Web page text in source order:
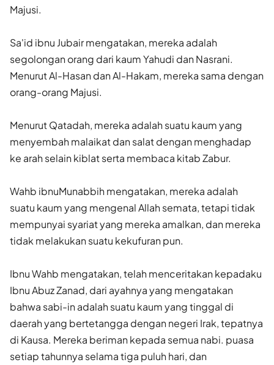
Majusi.
Sa'id ibnu Jubair mengatakan, mereka adalah
segolongan orang dari kaum Yahudi dan Nasrani.
Menurut Al-Hasan dan Al-Hakam, mereka sama dengan
orang-orang Majusi.
Menurut Qatadah, mereka adalah suatu kaum yang
menyembah malaikat dan salat dengan menghadap
ke arah selain kiblat serta membaca kitab Zabur.
Wahb ibnuMunabbih mengatakan, mereka adalah
suatu kaum yang mengenal Allah semata, tetapi tidak
mempunyai syariat yang mereka amalkan, dan mereka
tidak melakukan suatu kekufuran pun.
Ibnu Wahb mengatakan, telah menceritakan kepadaku
Ibnu Abuz Zanad, dari ayahnya yang mengatakan
bahwa sabi-in adalah suatu kaum yang tinggal di
daerah yang bertetangga dengan negeri Irak, tepatnya
di Kausa. Mereka beriman kepada semua nabi. puasa
setiap tahunnya selama tiga puluh hari, dan